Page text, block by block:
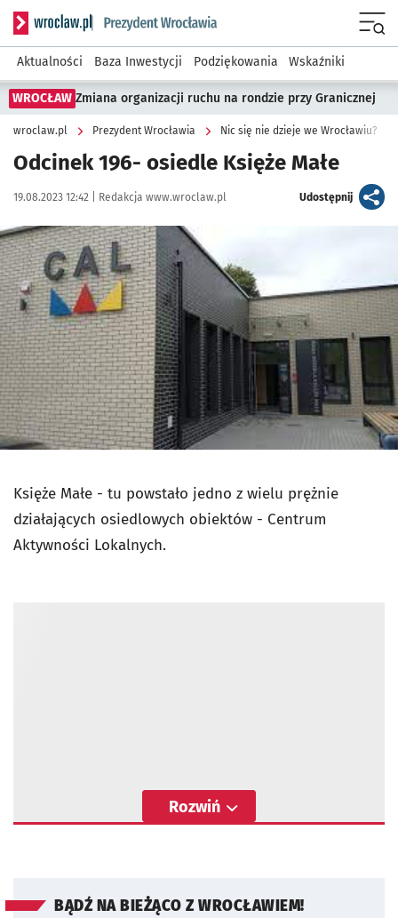
Serwis informacyjny wroclaw.pl podserwis: Prezydent
Aktualności Baza Inwestycji Podziękowania Wskaźniki
WROCŁAW Zmiana organizacji ruchu na rondzie przy Granicznej
wroclaw.pl Prezydent Wrocławia Nic się nie dzieje we Wrocławiu?
Odcinek 196- osiedle Księże Małe
Data publikacji:
19.08.2023 12:42 | Autor:
Redakcja www.wroclaw.pl Udostępnijartykuł
Kliknij, aby powiększyć
Księże Małe - tu powstało jedno z wielu prężnie
działających osiedlowych obiektów - Centrum
Aktywności Lokalnych.
Rozwiń
BĄDŹ NA BIEŻĄCO Z WROCŁAWIEM!